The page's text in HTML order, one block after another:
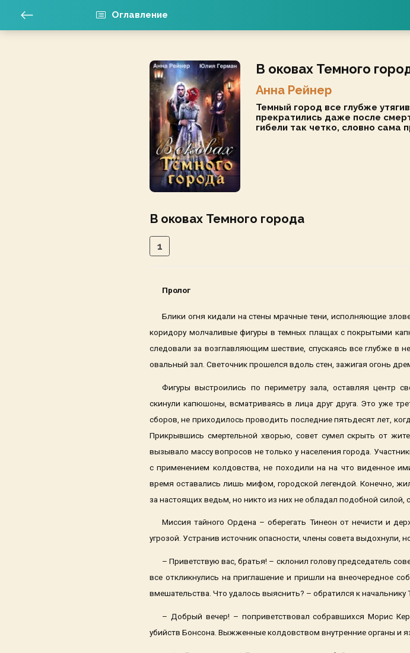
В оковах Темного
Анна Рейнер
Темный город все глубже
прекратились даже после
гибели так четко, словно сама
В оковах Темного города
1
Пролог
Блики огня кидали на стены мрачные тени, исполняющие
коридору молчаливые фигуры в темных плащах с покрытыми
следовали за возглавляющим шествие, спускаясь все глубже в
овальный зал. Светочник прошелся вдоль стен, зажигая огонь
Фигуры выстроились по периметру зала, оставляя центр
скинули капюшоны, всматриваясь в лица друг друга. Это уже
сборов, не приходилось проводить последние пятьдесят лет,
Прикрывшись смертельной хворью, совет сумел скрыть от
вызывало массу вопросов не только у населения города.
с применением колдовства, не походили на на что виденное
время оставались лишь мифом, городской легендой. Конечно,
за настоящих ведьм, но никто из них не обладал подобной силой,
Миссия тайного Ордена – оберегать Тинеон от нечисти и
угрозой. Устранив источник опасности, члены совета выдохнули,
– Приветствую вас, братья! – склонил голову председатель
все откликнулись на приглашение и пришли на внеочередное
вмешательства. Что удалось выяснить? – обратился к начальнику
– Добрый вечер! – поприветствовал собравшихся Морис
убийств Бонсона. Выжженные колдовством внутренние органы и
Оглавление